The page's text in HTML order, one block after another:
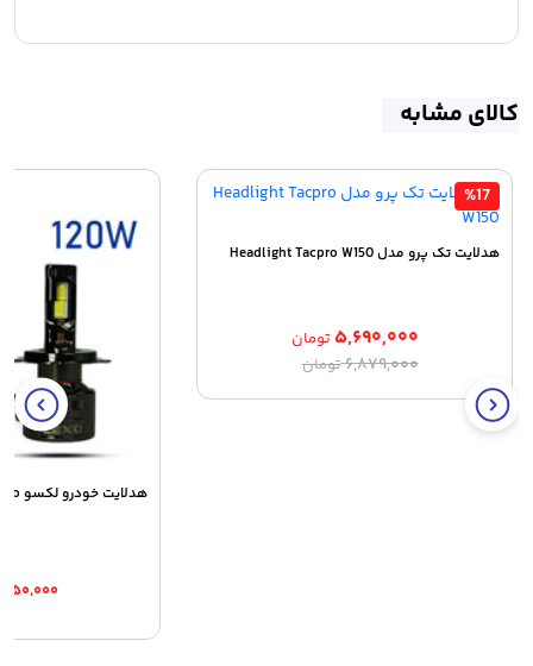
کالای مشابه
%17
هدلایت تک پرو مدل Headlight Tacpro W150
۶,۸۷۹,۰۰۰تومان
قیمت
۶,۸۷۹,۰۰۰ تومان
۵,۶۹۰,۰۰۰ تومان
قیمت
۵,۶۹۰,۰۰۰ تومان.
هدلایت خودرو لکسو Lexo